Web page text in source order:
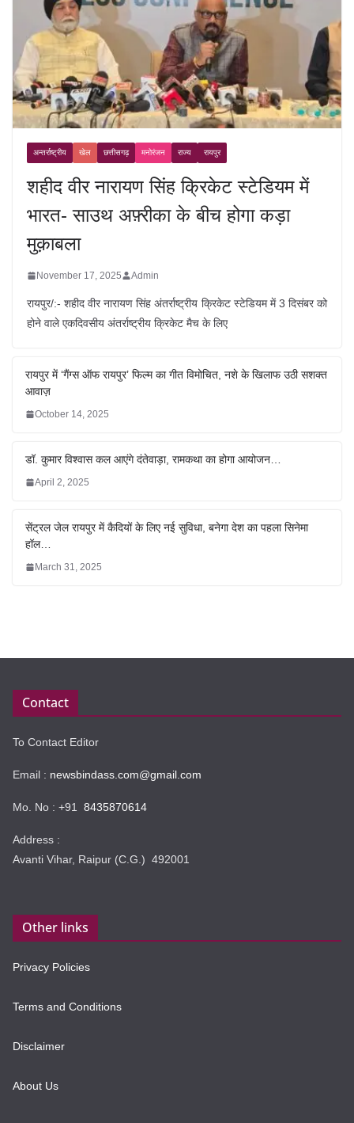
अन्तर्राष्ट्रीय खेल छत्तीसगढ़ मनोरंजन राज्य रायपुर
शहीद वीर नारायण सिंह क्रिकेट स्टेडियम में
भारत- साउथ अफ़्रीका के बीच होगा कड़ा
मुक़ाबला
November 17, 2025 Admin
रायपुर/:- शहीद वीर नारायण सिंह अंतर्राष्ट्रीय क्रिकेट स्टेडियम में 3 दिसंबर को
होने वाले एकदिवसीय अंतर्राष्ट्रीय क्रिकेट मैच के लिए
रायपुर में ‘गैंग्स ऑफ रायपुर’ फिल्म का गीत विमोचित, नशे के खिलाफ उठी सशक्त
आवाज़
October 14, 2025
डॉ. कुमार विश्वास कल आएंगे दंतेवाड़ा, रामकथा का होगा आयोजन…
April 2, 2025
सेंट्रल जेल रायपुर में कैदियों के लिए नई सुविधा, बनेगा देश का पहला सिनेमा
हॉल…
March 31, 2025
Contact
To Contact Editor
Email : newsbindass.com@gmail.com
Mo. No : +91 8435870614
Address :
Avanti Vihar, Raipur (C.G.) 492001
Other links
Privacy Policies
Terms and Conditions
Disclaimer
About Us